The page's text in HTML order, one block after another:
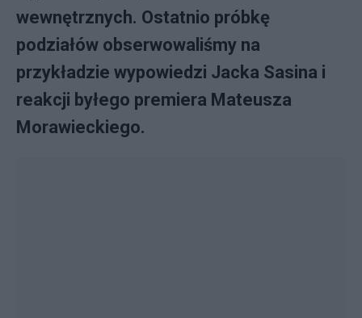
wewnętrznych. Ostatnio próbkę
podziałów obserwowaliśmy na
przykładzie wypowiedzi Jacka Sasina i
reakcji byłego premiera Mateusza
Morawieckiego.